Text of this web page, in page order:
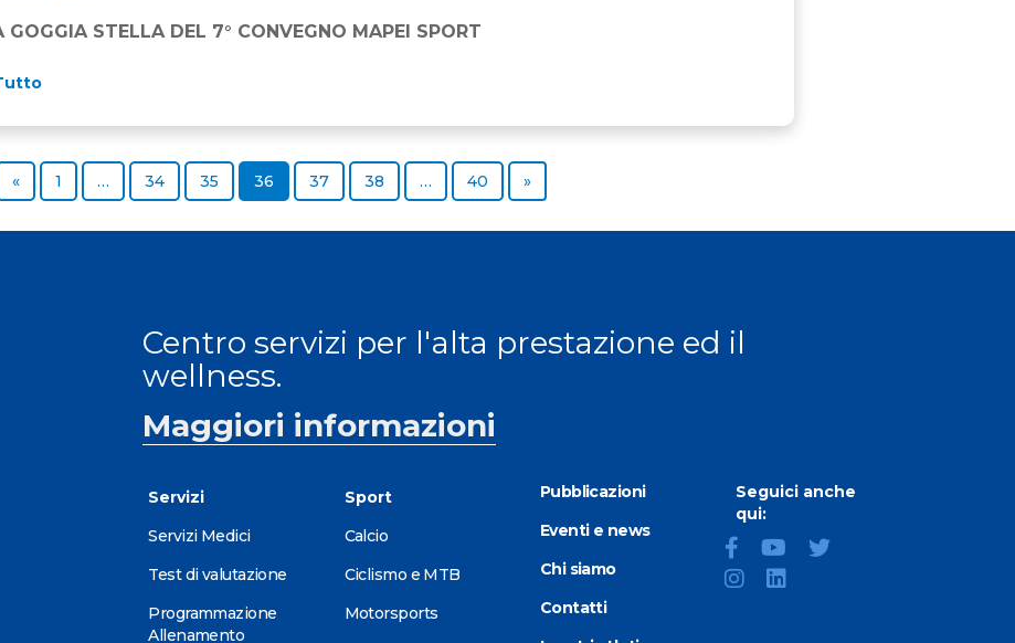
GOGGIA STELLA DEL 7° CONVEGNO MAPEI SPORT
«Previous page
Page
1 … Page
34 Page
35 Page
36 Page
37 Page
38 … Page
40 »Next page
Centro servizi per l'alta prestazione ed il
wellness.
Maggiori informazioni
Servizi
Servizi Medici
Test di valutazione
Programmazione
Allenamento
Sport
Calcio
Ciclismo e MTB
Motorsports
Pubblicazioni
Eventi e news
Chi siamo
Contatti
Seguici anche
qui: